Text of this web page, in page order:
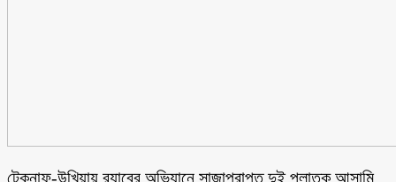
টেকনাফ-উখিয়ায় র‌্যাবের অভিযানে সাজাপ্রাপ্ত দুই পলাতক আসামি